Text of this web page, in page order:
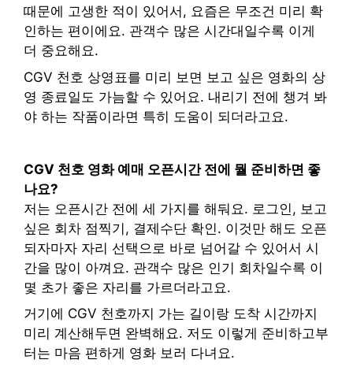
때문에 고생한 적이 있어서, 요즘은 무조건 미리 확
인하는 편이에요. 관객수 많은 시간대일수록 이게
더 중요해요.
CGV 천호 상영표를 미리 보면 보고 싶은 영화의 상
영 종료일도 가늠할 수 있어요. 내리기 전에 챙겨 봐
야 하는 작품이라면 특히 도움이 되더라고요.
CGV 천호 영화 예매 오픈시간 전에 뭘 준비하면 좋
나요?
저는 오픈시간 전에 세 가지를 해둬요. 로그인, 보고
싶은 회차 점찍기, 결제수단 확인. 이것만 해도 오픈
되자마자 자리 선택으로 바로 넘어갈 수 있어서 시
간을 많이 아껴요. 관객수 많은 인기 회차일수록 이
몇 초가 좋은 자리를 가르더라고요.
거기에 CGV 천호까지 가는 길이랑 도착 시간까지
미리 계산해두면 완벽해요. 저도 이렇게 준비하고부
터는 마음 편하게 영화 보러 다녀요.